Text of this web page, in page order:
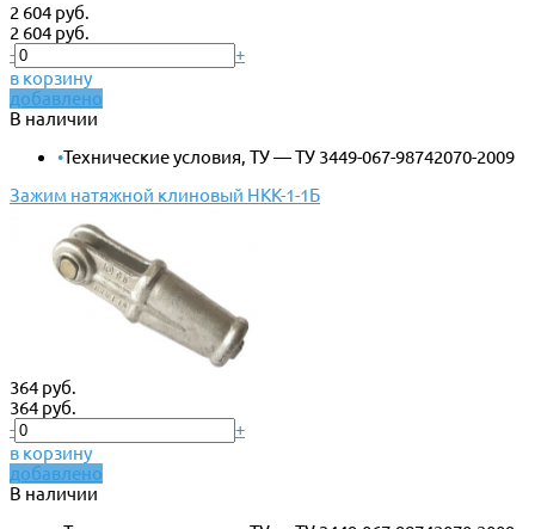
2 604 руб.
2 604 руб.
-
+
в корзину
добавлено
В наличии
•Технические условия, ТУ — ТУ 3449-067-98742070-2009
Зажим натяжной клиновый НКК-1-1Б
364 руб.
364 руб.
-
+
в корзину
добавлено
В наличии